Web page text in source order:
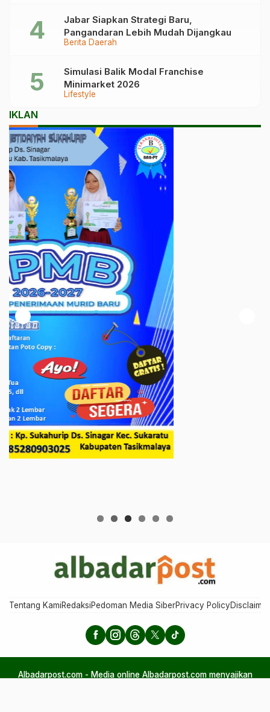
Berita Daerah
Jabar Siapkan Strategi Baru,
Pangandaran Lebih Mudah Dijangkau
Lifestyle
Simulasi Balik Modal Franchise
Minimarket 2026
IKLAN
Tentang KamiRedaksiPedoman Media SiberPrivacy PolicyDisclaimer
Albadarpost.com - Media online Albadarpost.com menyajikan